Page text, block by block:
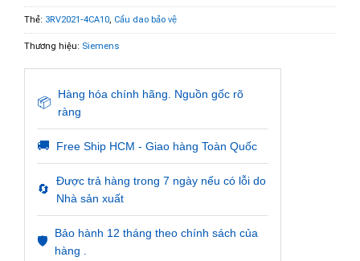
Thẻ: 3RV2021-4CA10, Cầu dao bảo vệ
Thương hiệu: Siemens
📦
Hàng hóa chính hãng. Nguồn gốc rõ
ràng
🚚 Free Ship HCM - Giao hàng Toàn Quốc
🔄
Được trả hàng trong 7 ngày nếu có lỗi do
Nhà sản xuất
🛡️
Bảo hành 12 tháng theo chính sách của
hàng .